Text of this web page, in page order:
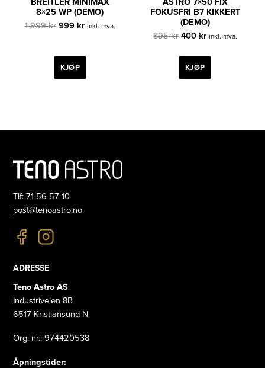
BREITLER MINIMAX
8×25 WP (DEMO)
1 999kr Opprinnelig
1
999 kr.
999 krNåværende
999 kr.
inkl. mva.
KJØP
ASTRO 7×50 FIX
FOKUSFRI B7 KIKKERT
(DEMO)
895kr Opprinnelig
var:
895 kr.
400 krNåværende
er:
inkl. mva.
KJØP
Tlf: 71 56 57 10
post@tenoastro.no
ADRESSE
Teno Astro AS
Industriveien 8B
6517 Kristiansund N
Org. nr.: 974420538
Åpningstider: